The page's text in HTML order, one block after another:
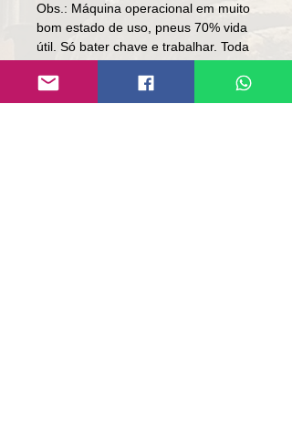
Obs.: Máquina operacional em muito
bom estado de uso, pneus 70% vida
útil. Só bater chave e trabalhar. Toda
Preço: R$ 399,000
Local: RS